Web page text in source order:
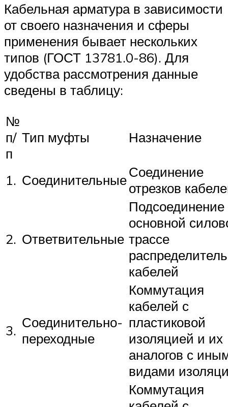
Кабельная арматура в зависимости
от своего назначения и сферы
применения бывает нескольких
типов (ГОСТ 13781.0-86). Для
удобства рассмотрения данные
сведены в таблицу:
№
п/
п
Тип муфты Назначение
1. СоединительныеСоединение
отрезков
2. Ответвительные
Подсоединение
основной
трассе
кабелей
3. Соединительно-
переходные
Коммутация
кабелей с
пластиковой
изоляцией и их
аналогов с
видами
Коммутация